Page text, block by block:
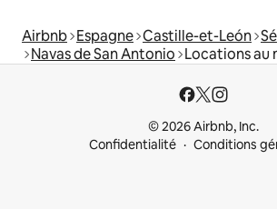
Airbnb Espagne Castille-et-León
Navas de San Antonio Locations au
© 2026 Airbnb, Inc.
Confidentialité
Conditions